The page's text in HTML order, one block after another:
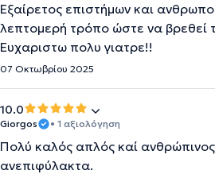
Εξαίρετος επιστήμων και
λεπτομερή τρόπο ώστε να βρεθεί
Ευχαριστω πολυ γιατρε!!
07 Οκτωβρίου 2025
10.0
Giorgos • 1 αξιολόγηση
Πολύ καλός απλός καί
ανεπιφύλακτα.